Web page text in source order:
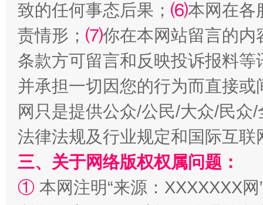
全民健身五年计划来了！等你上场
阿坝州三大球赛在茂县开幕
致的任何事态后果； ⑹本网在各
责情形； ⑺你在本网站留言的内
条款方可留言和反映投诉报料
并承担一切因您的行为而直接
网只是提供公众/公民/大众/民
法律法规及行业规定和国际互
三、关于网络版权权属问题：
① 本网注明“来源：XXXXXXX